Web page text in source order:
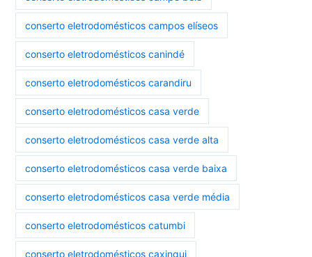
conserto eletrodomésticos campos elíseos
conserto eletrodomésticos canindé
conserto eletrodomésticos carandiru
conserto eletrodomésticos casa verde
conserto eletrodomésticos casa verde alta
conserto eletrodomésticos casa verde baixa
conserto eletrodomésticos casa verde média
conserto eletrodomésticos catumbi
conserto eletrodomésticos caxingui